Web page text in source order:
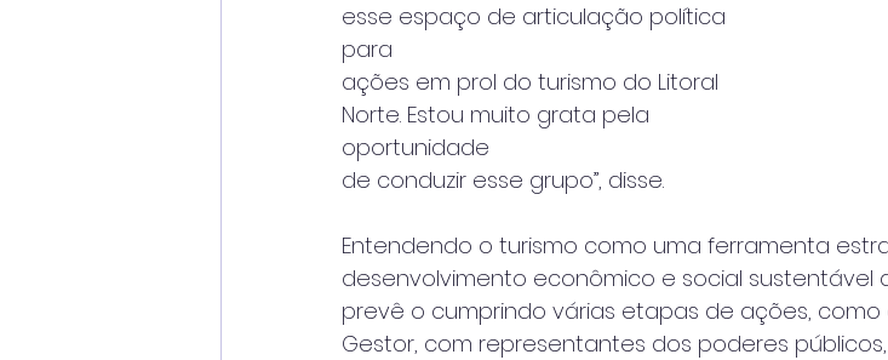
esse espaço de articulação política
para
ações em prol do turismo do Litoral
Norte. Estou muito grata pela
oportunidade
de conduzir esse grupo”, disse.
Entendendo o turismo como uma ferramenta
desenvolvimento econômico e social sustentável
prevê o cumprindo várias etapas de ações,
Gestor, com representantes dos poderes